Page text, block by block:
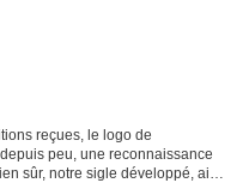
reçues, le logo de
peu, une reconnaissance
sûr, notre sigle développé, ainsi